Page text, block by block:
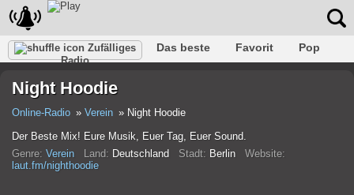
Zufälliges
Radio
Das beste Favorit
Pop
Rap
Trans Falk
Night Hoodie
Online-Radio Verein
Night Hoodie
Der Beste Mix! Eure Musik, Euer Tag, Euer Sound.
Genre: Verein Land: Deutschland Stadt: Berlin Website:
laut.fm/nighthoodie